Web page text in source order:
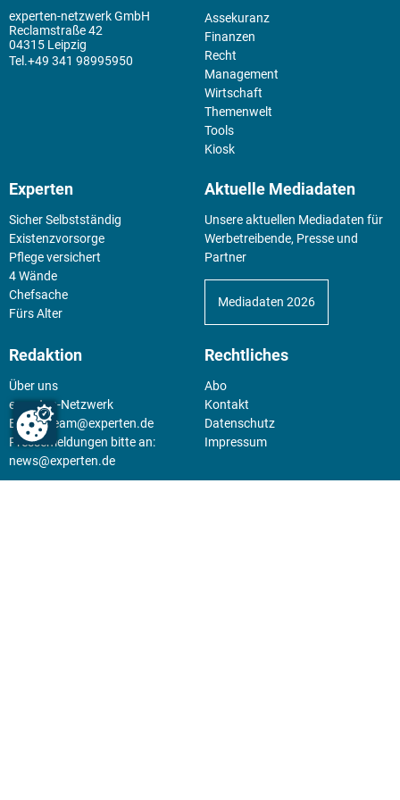
experten-netzwerk GmbH
Reclamstraße 42
04315 Leipzig
+49 341 98995950
Assekuranz
Finanzen
Recht
Management
Wirtschaft
Themenwelt
Tools
Kiosk
Experten
Sicher Selbstständig
Existenz­vorsorge
Pflege versichert
4 Wände
Chefsache
Fürs Alter
Aktuelle Mediadaten
Unsere aktuellen Mediadaten für
Werbetreibende, Presse und
Partner
Mediadaten 2026
Redaktion
Über uns
experten-Netzwerk
E-Mail:team@experten.de
Pressemeldungen bitte an:
news@experten.de
Rechtliches
Abo
Kontakt
Datenschutz
Impressum